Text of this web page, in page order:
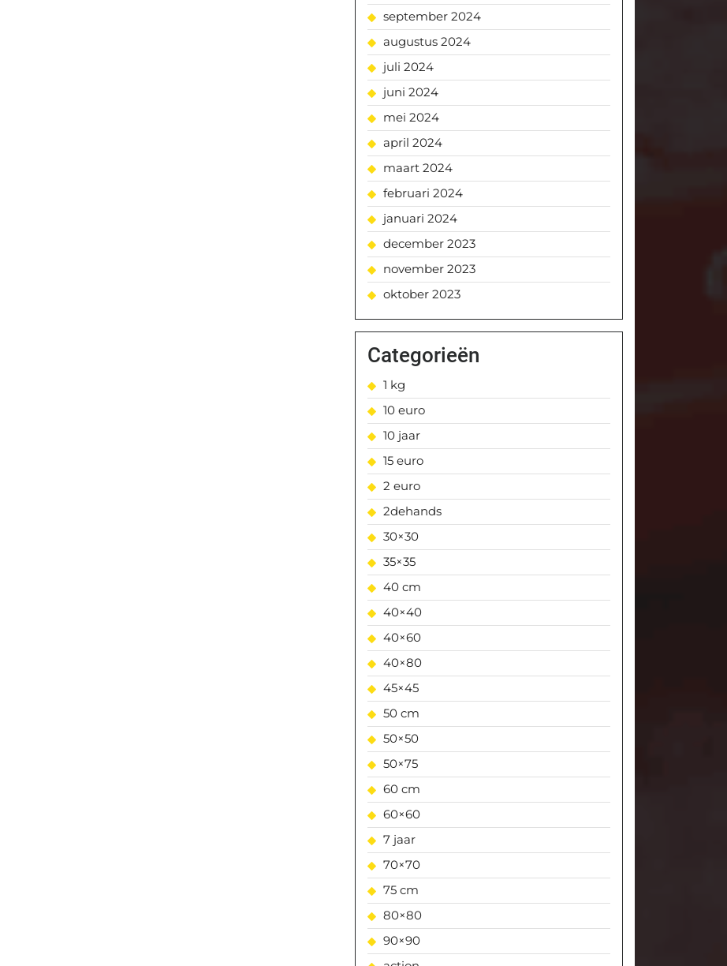
september 2024
augustus 2024
juli 2024
juni 2024
mei 2024
april 2024
maart 2024
februari 2024
januari 2024
december 2023
november 2023
oktober 2023
Categorieën
1 kg
10 euro
10 jaar
15 euro
2 euro
2dehands
30×30
35×35
40 cm
40×40
40×60
40×80
45×45
50 cm
50×50
50×75
60 cm
60×60
7 jaar
70×70
75 cm
80×80
90×90